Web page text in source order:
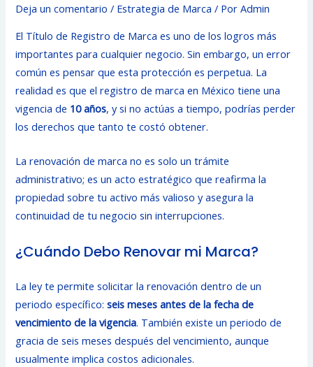
Deja un comentario / Estrategia de Marca / PorAdmin
El Título de Registro de Marca es uno de los logros más
importantes para cualquier negocio. Sin embargo, un error
común es pensar que esta protección es perpetua. La
realidad es que el registro de marca en México tiene una
vigencia de 10 años, y si no actúas a tiempo, podrías perder
los derechos que tanto te costó obtener.
La renovación de marca no es solo un trámite
administrativo; es un acto estratégico que reafirma la
propiedad sobre tu activo más valioso y asegura la
continuidad de tu negocio sin interrupciones.
¿Cuándo Debo Renovar mi Marca?
La ley te permite solicitar la renovación dentro de un
periodo específico:seis meses antes de la fecha de
vencimiento de la vigencia. También existe un periodo de
gracia de seis meses después del vencimiento, aunque
usualmente implica costos adicionales.